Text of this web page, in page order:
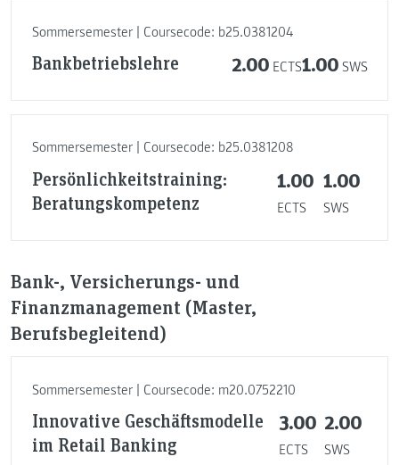
Sommersemester | Coursecode: b25.0381204
Bankbetriebslehre 2.00 ECTS1.00 SWS
Sommersemester | Coursecode: b25.0381208
Persönlichkeitstraining:
Beratungskompetenz
1.00
ECTS
1.00
SWS
Bank-, Versicherungs- und
Finanzmanagement (Master,
Berufsbegleitend)
Sommersemester | Coursecode: m20.0752210
Innovative Geschäftsmodelle
im Retail Banking
3.00
ECTS
2.00
SWS